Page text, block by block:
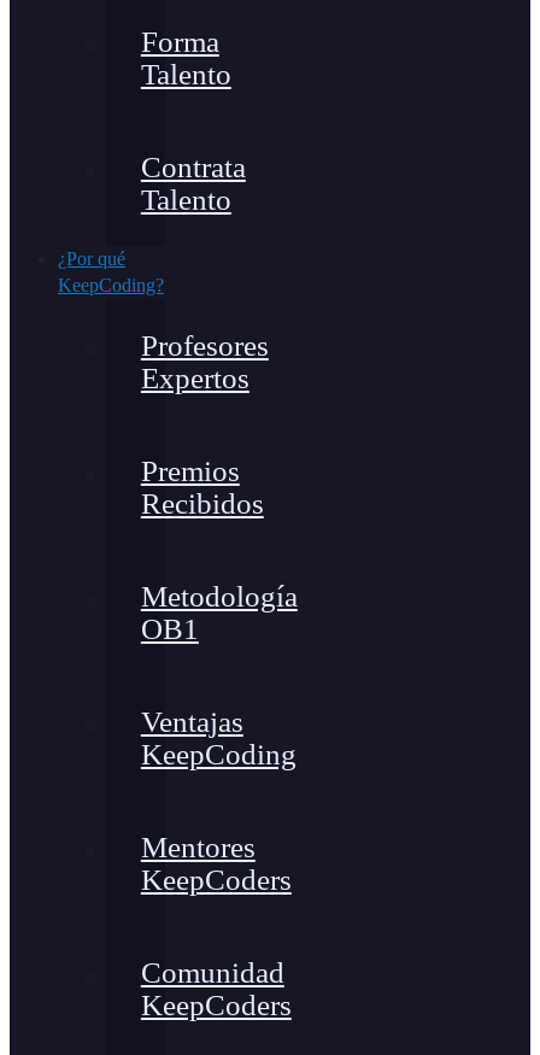
Forma
Talento
Contrata
Talento
¿Por qué
KeepCoding?
Profesores
Expertos
Premios
Recibidos
Metodología
OB1
Ventajas
KeepCoding
Mentores
KeepCoders
Comunidad
KeepCoders